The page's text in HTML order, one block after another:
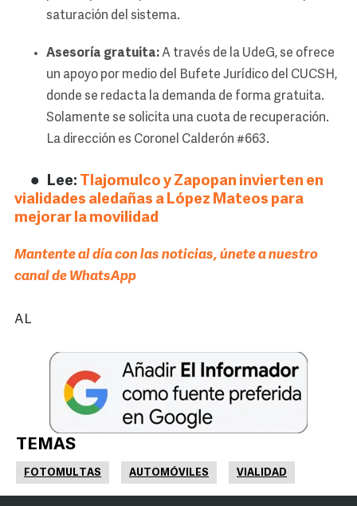
saturación del sistema.
Asesoría gratuita:A través de la UdeG, se ofrece
un apoyo por medio del Bufete Jurídico del CUCSH,
donde se redacta la demanda de forma gratuita.
Solamente se solicita una cuota de recuperación.
La dirección es Coronel Calderón #663.
Lee: Tlajomulco y Zapopan invierten en
vialidades aledañas a López Mateos para
mejorar la movilidad
Mantente al día con las noticias, únete a nuestro
canal de WhatsApp
AL
TEMAS
FOTOMULTAS AUTOMÓVILES VIALIDAD